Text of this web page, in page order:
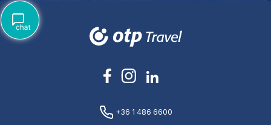
+36 1 486 6600